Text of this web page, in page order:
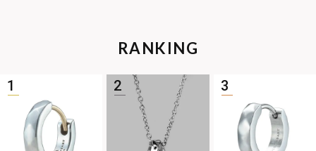
RANKING